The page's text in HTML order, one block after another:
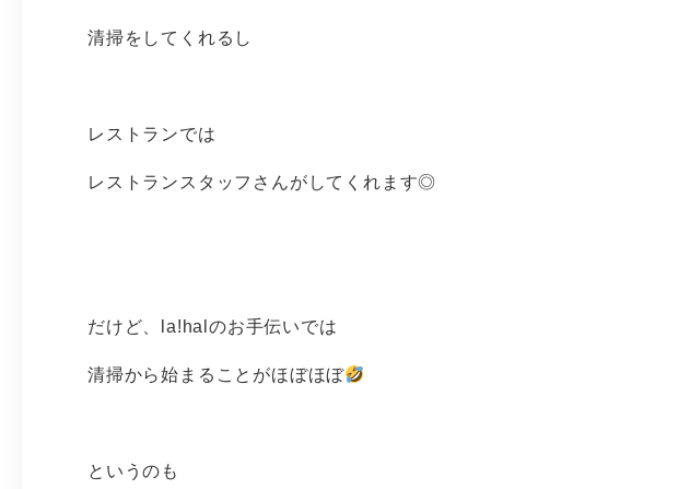
清掃をしてくれるし
レストランでは
レストランスタッフさんがしてくれます◎
だけど、la!halのお手伝いでは
清掃から始まることがほぼほぼ
というのも